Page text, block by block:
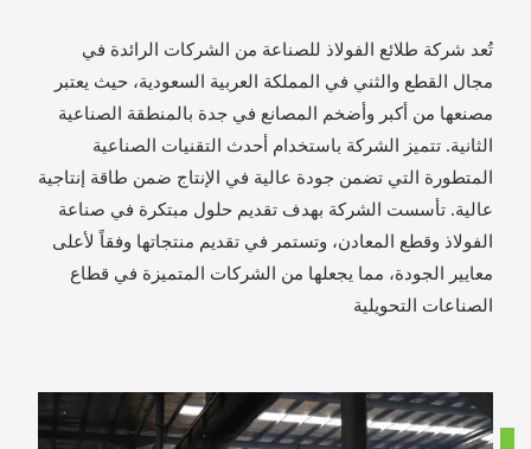
تُعد شركة طلائع الفولاذ للصناعة من الشركات الرائدة في
مجال القطع والثني في المملكة العربية السعودية، حيث يعتبر
مصنعها من أكبر وأضخم المصانع في جدة بالمنطقة الصناعية
الثانية. تتميز الشركة باستخدام أحدث التقنيات الصناعية
المتطورة التي تضمن جودة عالية في الإنتاج ضمن طاقة إنتاجية
عالية. تأسست الشركة بهدف تقديم حلول مبتكرة في صناعة
الفولاذ وقطع المعادن، وتستمر في تقديم منتجاتها وفقاً لأعلى
معايير الجودة، مما يجعلها من الشركات المتميزة في قطاع
الصناعات التحويلية